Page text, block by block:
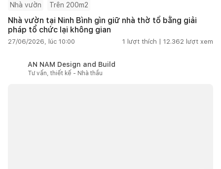
Nhà vườn Trên 200m2
Nhà vườn tại Ninh Bình gìn giữ nhà thờ tổ bằng giải
pháp tổ chức lại không gian
27/06/2026, lúc 10:00 1 lượt thích | 12.362 lượt xem
AN NAM Design and Build
Tư vấn, thiết kế - Nhà thầu